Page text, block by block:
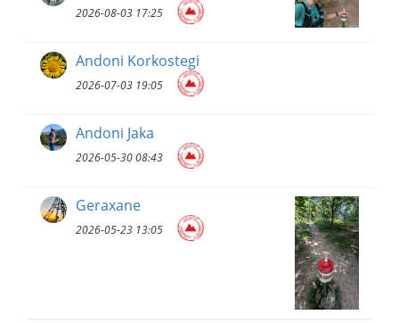
2026-08-03 17:25
Andoni Korkostegi
2026-07-03 19:05
Andoni Jaka
2026-05-30 08:43
Geraxane
2026-05-23 13:05